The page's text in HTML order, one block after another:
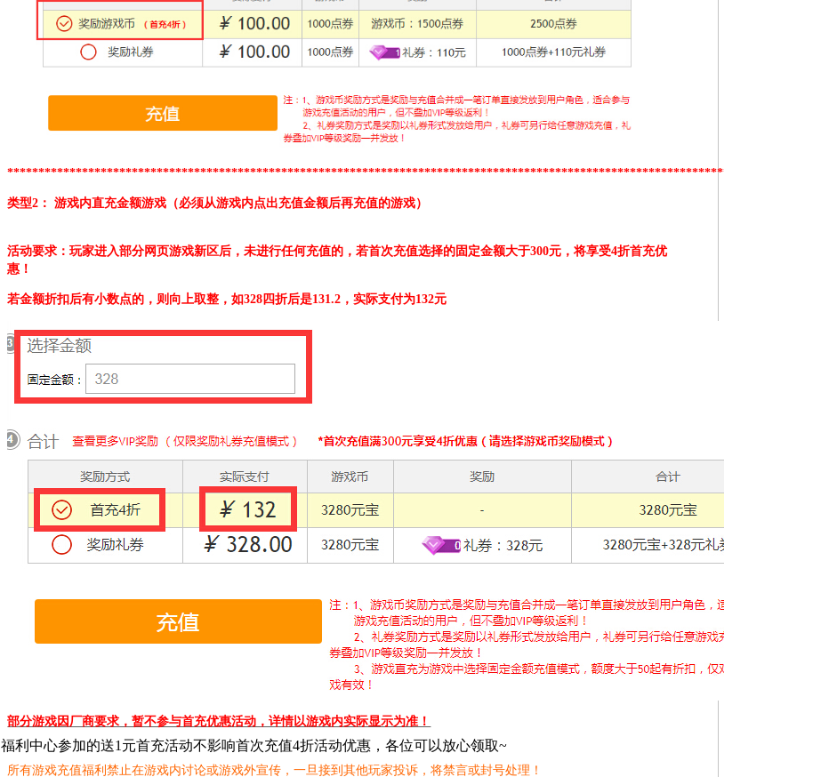
类型2： 游戏内直充金额游戏（必须从游戏内点出充值金额后再充值的游戏）
活动要求：玩家进入部分网页游戏新区后，未进行任何充值的，若首次充值选择的固定金额大于300元 ，将享受4折首充优
惠 ！
若金额折扣后有小数点的，则向上取整，如328四折后是131.2，实际支付为132元
部分游戏因厂商要求，暂不参与首充优惠活动，详情以游戏内实际显示为准！
福利中心参加的送1元首充活动不影响首次充值4折活动优惠，各位可以放心领取~
所有游戏充值福利禁止在游戏内讨论或游戏外宣传，一旦接到其他玩家投诉，将禁言或封号处理！